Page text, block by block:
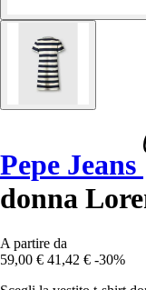
Pepe Jeans
donna
A partire da
59,00 € 41,42 € -30%